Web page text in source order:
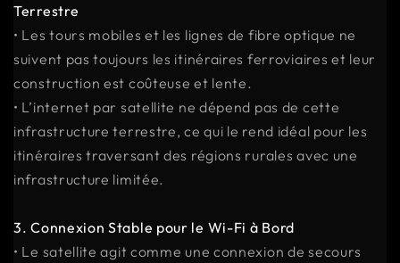
Terrestre
• Les tours mobiles et les lignes de fibre optique ne
suivent pas toujours les itinéraires ferroviaires et leur
construction est coûteuse et lente.
• L’internet par satellite ne dépend pas de cette
infrastructure terrestre, ce qui le rend idéal pour les
itinéraires traversant des régions rurales avec une
infrastructure limitée.
3. Connexion Stable pour le Wi-Fi à Bord
• Le satellite agit comme une connexion de secours